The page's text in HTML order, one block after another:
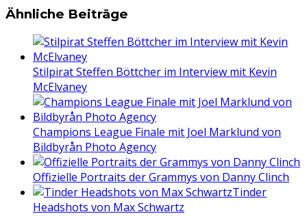
Ähnliche Beiträge
Stilpirat Steffen Böttcher im Interview mit Kevin
McElvaney
Champions League Finale mit Joel Marklund von
Bildbyrån Photo Agency
Offizielle Portraits der Grammys von Danny Clinch
Tinder
Headshots von Max Schwartz